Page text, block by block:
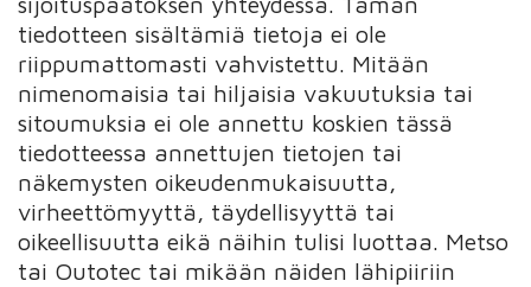
tiedotteen sisältämiä tietoja ei ole
riippumattomasti vahvistettu. Mitään
nimenomaisia tai hiljaisia vakuutuksia tai
sitoumuksia ei ole annettu koskien tässä
tiedotteessa annettujen tietojen tai
näkemysten oikeudenmukaisuutta,
virheettömyyttä, täydellisyyttä tai
oikeellisuutta eikä näihin tulisi luottaa. Metso
tai Outotec tai mikään näiden lähipiiriin